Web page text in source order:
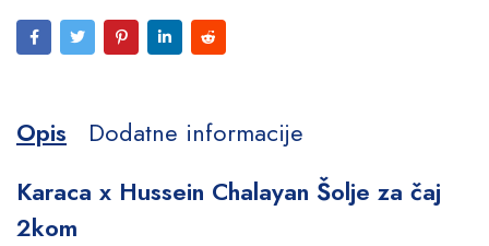
Opis
Dodatne informacije
Karaca x Hussein Chalayan Šolje za čaj
2kom